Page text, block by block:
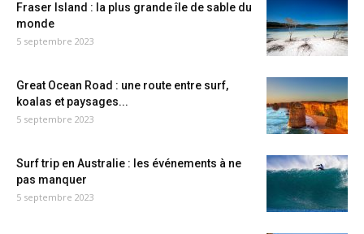
Fraser Island : la plus grande île de sable du
monde
5 septembre 2023
Great Ocean Road : une route entre surf,
koalas et paysages...
5 septembre 2023
Surf trip en Australie : les événements à ne
pas manquer
5 septembre 2023